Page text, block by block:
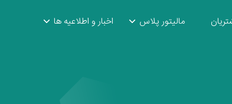
مالیتور پلاس اخبار و اطلاعیه ها